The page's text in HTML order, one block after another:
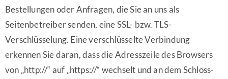
Bestellungen oder Anfragen, die Sie an uns als
Seitenbetreiber senden, eine SSL- bzw. TLS-
Verschlüsselung. Eine verschlüsselte Verbindung
erkennen Sie daran, dass die Adresszeile des Browsers
von „http://“ auf „https://“ wechselt und an dem Schloss-